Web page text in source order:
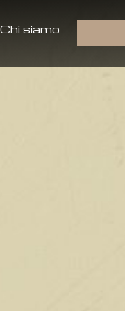
Chi siamo